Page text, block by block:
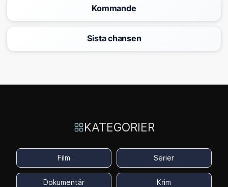
Kommande
Sista chansen
KATEGORIER
Film Serier
Dokumentär Krim